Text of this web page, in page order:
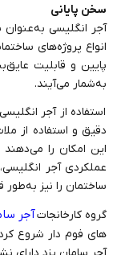
سخن پایانی
آجر انگلیسی به‌عنوان
انواع پروژه‌های
پایین و قابلیت
به‌شمار می‌آیند.
استفاده از آجر
دقیق و استفاده از
این امکان را
عملکردی آجر
ساختمان را نیز
گروه کارخانجاتآجر
های فوم دار شروع